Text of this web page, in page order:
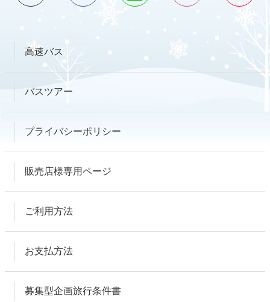
高速バス
バスツアー
プライバシーポリシー
販売店様専用ページ
ご利用方法
お支払方法
募集型企画旅行条件書